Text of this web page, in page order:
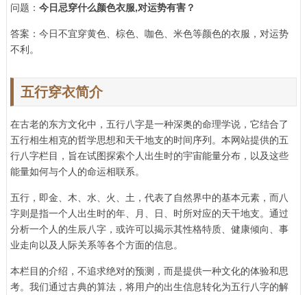
问题： 今日忌穿什么颜色衣服,对运势有害？
答案：今日不宜穿黄色、棕色、咖色、米色等颜色的衣服，对运势
不利。
五行穿衣简介
在古老的东方文化中，五行八字是一种深奥的命理学说，它结合了
五行相生相克的哲学思想和天干地支的时间序列。本网站提供的五
行八字栏目，旨在试图探索个人出生时的宇宙能量分布，以及这些
能量如何与个人的命运相联系。
五行，即金、木、水、火、土，代表了自然界中的基本元素，而八
字则是指一个人出生时的年、月、日、时所对应的天干地支。通过
分析一个人的生辰八字，或许可以揭示其性格特质、健康倾向、事
业走向以及人际关系等各个方面的信息。
本栏目的介绍，不追求绝对的预测，而是提供一种文化的体验和思
考。我们通过古典的算法，将用户的出生信息转化为五行八字的解